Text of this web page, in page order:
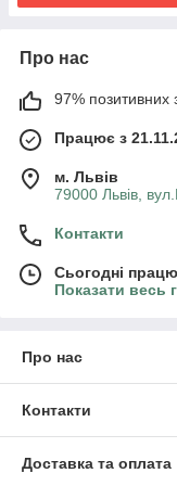
Про нас
97% позитивних з
Працює з
м. Львів
79000 Львів,
Контакти
Сьогодні
Показати весь
Про нас
Контакти
Доставка та оплата